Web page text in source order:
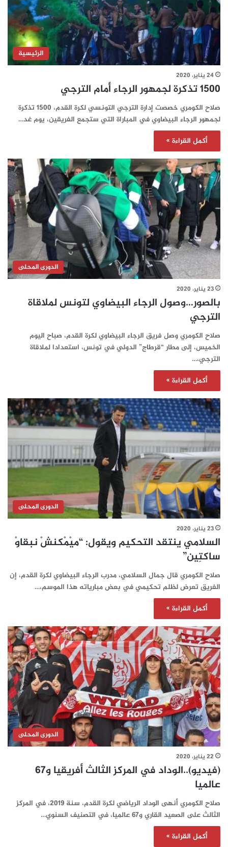
الرئيسية
24 يناير، 2020
1500 تذكرة لجمهور الرجاء أمام الترجي
صلاح الكومري خصصت إدارة الترجي التونسي لكرة القدم، 1500 تذكرة
لجمهور الرجاء البيضاوي في المباراة التي ستجمع الفريقين، يوم غد…
أكمل القراءة »
الدورى المحلى
23 يناير، 2020
بالصور…وصول الرجاء البيضاوي لتونس لملاقاة
الترجي
صلاح الكومري وصل فريق الرجاء البيضاوي لكرة القدم، صباح اليوم
الخميس، إلى مطار “قرطاج” الدولي في تونس، استعدادا لملاقاة
الترجي،…
أكمل القراءة »
الدورى المحلى
23 يناير، 2020
السلامي ينتقد التحكيم ويقول: “ميْمْكنشْ نبقاوْ
ساكتِين”
صلاح الكومري قال جمال السلامي، مدرب الرجاء البيضاوي لكرة القدم، إن
الفريق تعرض لظلم تحكيمي في بعض مبارياته هذا الموسم،…
أكمل القراءة »
الدورى المحلى
22 يناير، 2020
(فيديو)..الوداد في المركز الثالث أفريقيا و67
عالميا
صلاح الكومري أنهى الوداد الرياضي لكرة القدم، سنة 2019، في المركز
الثالث على الصعيد القاري و67 عالميا، في التصنيف السنوي…
أكمل القراءة »